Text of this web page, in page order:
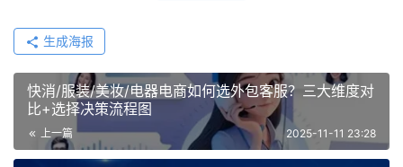
生成海报
快消/服装/美妆/电器电商如何选外包客服？三大维度对
比+选择决策流程图
上一篇 2025-11-11 23:28